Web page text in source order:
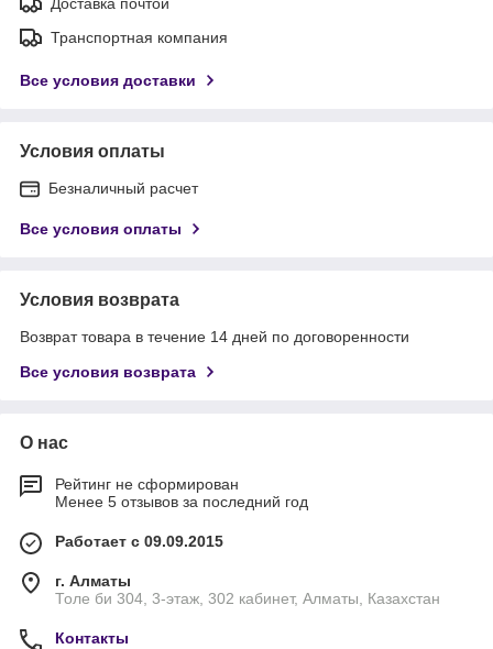
Транспортная компания
Все условия доставки
Условия оплаты
Безналичный расчет
Все условия оплаты
Условия возврата
Возврат товара в течение 14 дней по договоренности
Все условия возврата
О нас
Рейтинг не сформирован
Менее 5 отзывов за последний год
Работает с 09.09.2015
г. Алматы
Толе би 304, 3-этаж, 302 кабинет, Алматы, Казахстан
Контакты